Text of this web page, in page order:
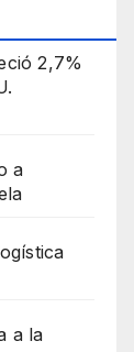
2,7%
a
a la